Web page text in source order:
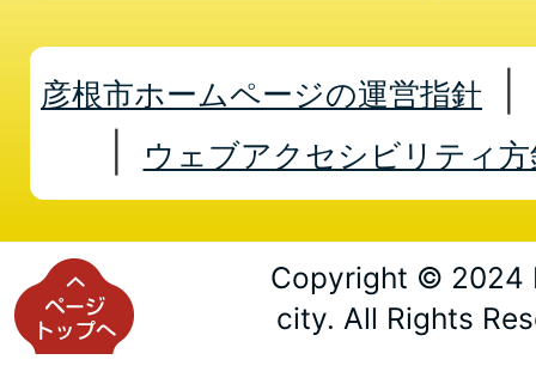
彦根市ホームページの運営指針
ウェブアクセシビリティ方
Copyright © 2024
city. All Rights